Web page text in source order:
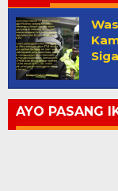
AYO PASANG